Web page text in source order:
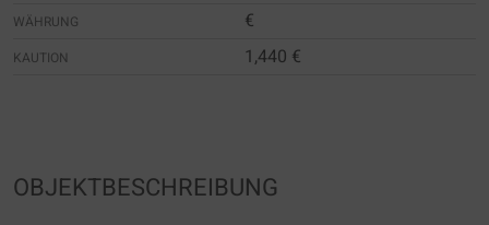
WÄHRUNG €
KAUTION 1,440 €
OBJEKTBESCHREIBUNG